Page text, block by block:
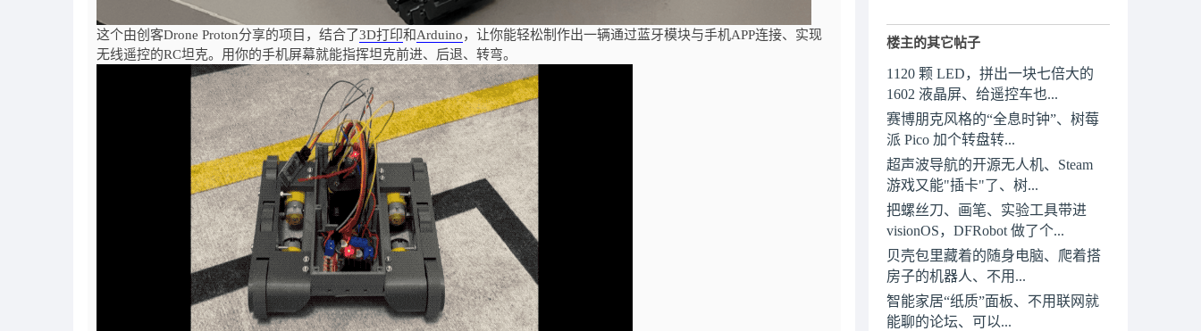
这个由创客Drone Proton分享的项目，结合了3D打印和Arduino，让你能轻松制作出一辆通过蓝牙模块与手机APP连接、实现
无线遥控的RC坦克。用你的手机屏幕就能指挥坦克前进、后退、转弯。
楼主的其它帖子
1120 颗 LED，拼出一块七倍大的
1602 液晶屏、给遥控车也...
赛博朋克风格的“全息时钟”、树莓
派 Pico 加个转盘转...
超声波导航的开源无人机、Steam
游戏又能"插卡"了、树...
把螺丝刀、画笔、实验工具带进
visionOS，DFRobot 做了个...
贝壳包里藏着的随身电脑、爬着搭
房子的机器人、不用...
智能家居“纸质”面板、不用联网就
能聊的论坛、可以...